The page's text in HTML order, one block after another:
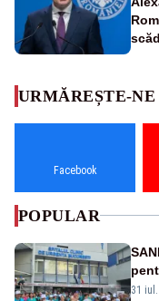
URMĂREȘTE-NE
Facebook
POPULAR
31